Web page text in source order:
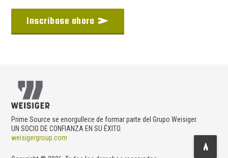
Inscríbase ahora
Prime Source se enorgullece de formar parte del Grupo Weisiger.
UN SOCIO DE CONFIANZA EN SU ÉXITO.
weisigergroup.com